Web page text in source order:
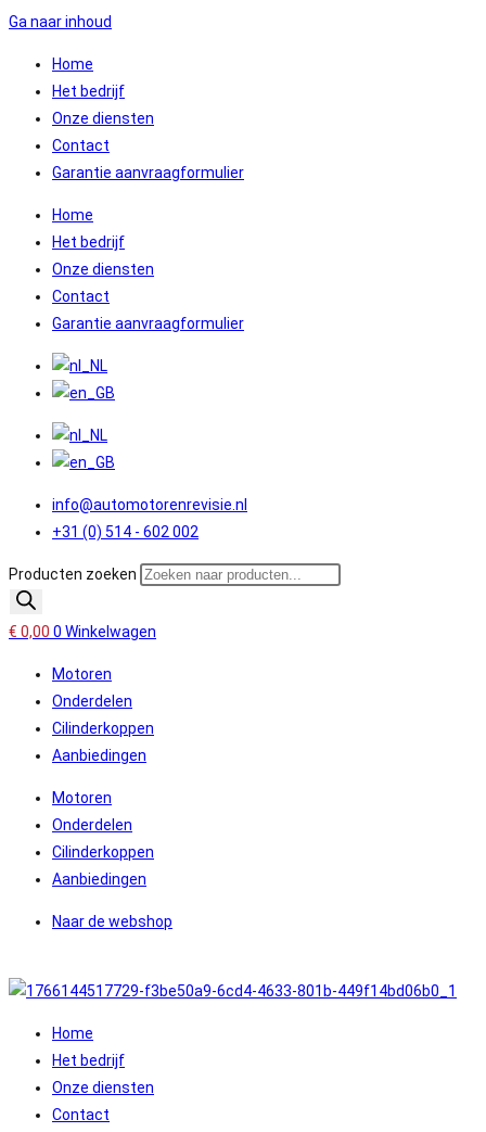
Ga naar inhoud
Home
Het bedrijf
Onze diensten
Contact
Garantie aanvraagformulier
Home
Het bedrijf
Onze diensten
Contact
Garantie aanvraagformulier
info@automotorenrevisie.nl
+31 (0) 514 - 602 002
Producten zoeken
€ 0,00 0 Winkelwagen
Motoren
Onderdelen
Cilinderkoppen
Aanbiedingen
Motoren
Onderdelen
Cilinderkoppen
Aanbiedingen
Naar de webshop
Home
Het bedrijf
Onze diensten
Contact